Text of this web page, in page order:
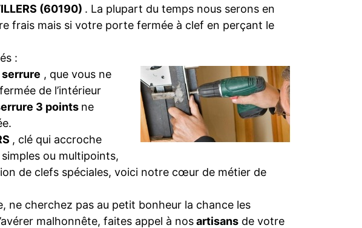
(60190) . La plupart du temps nous serons en
frais mais si votre porte fermée à clef en perçant le
:
, que vous ne
de l’intérieur
3 points ne
, clé qui accroche
ou multipoints,
de clefs spéciales, voici notre cœur de métier de
ne cherchez pas au petit bonheur la chance les
malhonnête, faites appel à nosartisans de votre